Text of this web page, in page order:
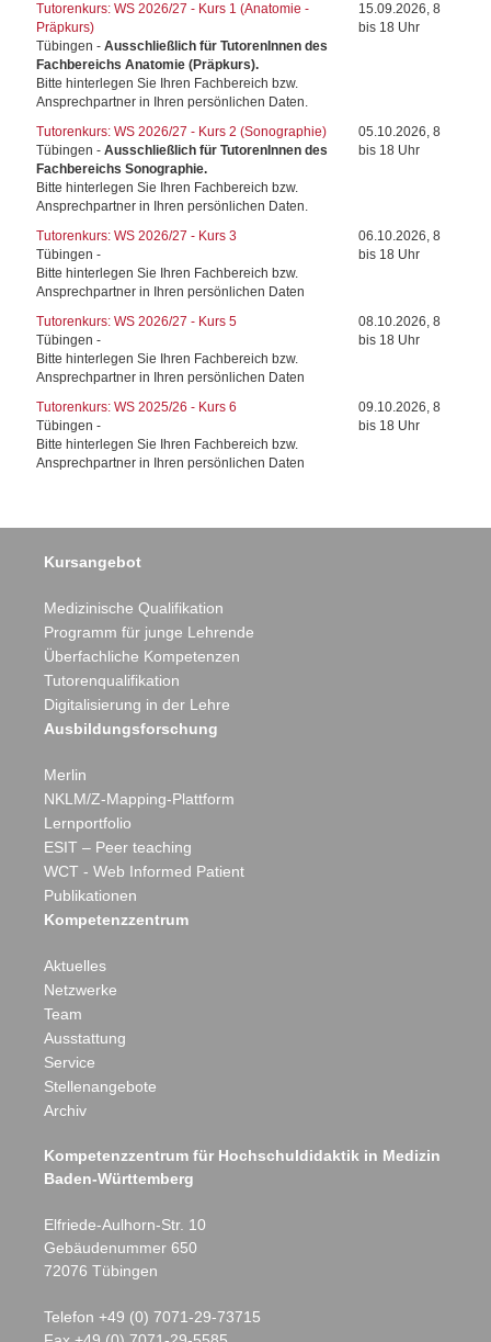
Tutorenkurs: WS 2026/27 - Kurs 1 (Anatomie -
Präpkurs)
Tübingen - Ausschließlich für TutorenInnen des
Fachbereichs Anatomie (Präpkurs).
Bitte hinterlegen Sie Ihren Fachbereich bzw.
Ansprechpartner in Ihren persönlichen Daten.
15.09.2026, 8
bis 18 Uhr
Tutorenkurs: WS 2026/27 - Kurs 2 (Sonographie)
Tübingen - Ausschließlich für TutorenInnen des
Fachbereichs Sonographie.
Bitte hinterlegen Sie Ihren Fachbereich bzw.
Ansprechpartner in Ihren persönlichen Daten.
05.10.2026, 8
bis 18 Uhr
Tutorenkurs: WS 2026/27 - Kurs 3
Tübingen -
Bitte hinterlegen Sie Ihren Fachbereich bzw.
Ansprechpartner in Ihren persönlichen Daten
06.10.2026, 8
bis 18 Uhr
Tutorenkurs: WS 2026/27 - Kurs 5
Tübingen -
Bitte hinterlegen Sie Ihren Fachbereich bzw.
Ansprechpartner in Ihren persönlichen Daten
08.10.2026, 8
bis 18 Uhr
Tutorenkurs: WS 2025/26 - Kurs 6
Tübingen -
Bitte hinterlegen Sie Ihren Fachbereich bzw.
Ansprechpartner in Ihren persönlichen Daten
09.10.2026, 8
bis 18 Uhr
Kursangebot
Medizinische Qualifikation
Programm für junge Lehrende
Überfachliche Kompetenzen
Tutorenqualifikation
Digitalisierung in der Lehre
Ausbildungsforschung
Merlin
NKLM/Z-Mapping-Plattform
Lernportfolio
ESIT – Peer teaching
WCT - Web Informed Patient
Publikationen
Kompetenzzentrum
Aktuelles
Netzwerke
Team
Ausstattung
Service
Stellenangebote
Archiv
Kompetenzzentrum für Hochschuldidaktik in Medizin
Baden-Württemberg
Elfriede-Aulhorn-Str. 10
Gebäudenummer 650
72076 Tübingen
Telefon +49 (0) 7071-29-73715